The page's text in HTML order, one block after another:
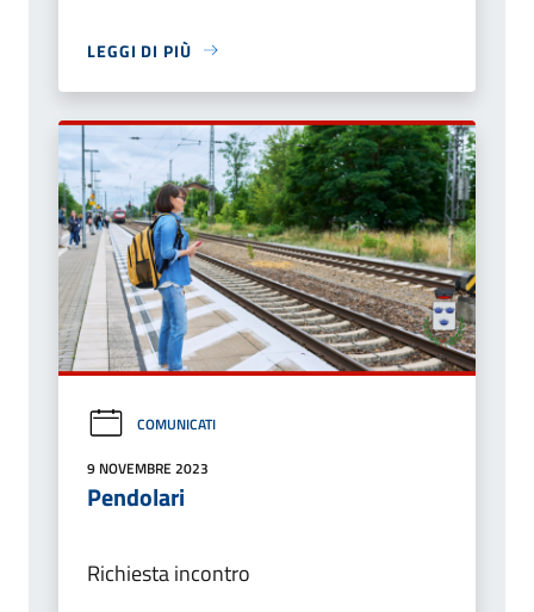
LEGGI DI PIÙ
COMUNICATI
9 NOVEMBRE 2023
Pendolari
Richiesta incontro